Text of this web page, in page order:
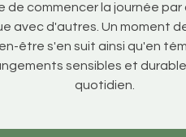
de commencer la journée par
avec d'autres. Un moment
être s'en suit ainsi qu'en
sensibles et
quotidien.